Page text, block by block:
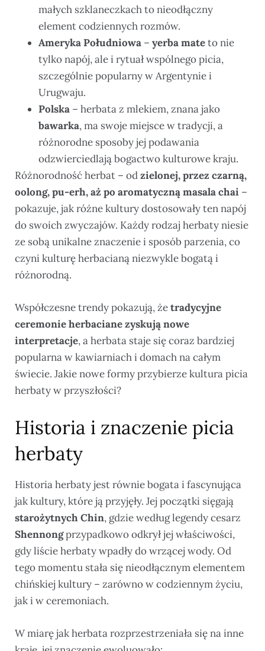
małych szklaneczkach to nieodłączny
element codziennych rozmów.
Ameryka Południowa – yerba mateto nie
tylko napój, ale i rytuał wspólnego picia,
szczególnie popularny w Argentynie i
Urugwaju.
Polska – herbata z mlekiem, znana jako
bawarka, ma swoje miejsce w tradycji, a
różnorodne sposoby jej podawania
odzwierciedlają bogactwo kulturowe kraju.
Różnorodność herbat – odzielonej, przez czarną,
oolong, pu-erh, aż po aromatyczną masala chai –
pokazuje, jak różne kultury dostosowały ten napój
do swoich zwyczajów. Każdy rodzaj herbaty niesie
ze sobą unikalne znaczenie i sposób parzenia, co
czyni kulturę herbacianą niezwykle bogatą i
różnorodną.
Współczesne trendy pokazują, żetradycyjne
ceremonie herbaciane zyskują nowe
interpretacje, a herbata staje się coraz bardziej
popularna w kawiarniach i domach na całym
świecie. Jakie nowe formy przybierze kultura picia
herbaty w przyszłości?
Historia i znaczenie picia
herbaty
Historia herbaty jest równie bogata i fascynująca
jak kultury, które ją przyjęły. Jej początki sięgają
starożytnych Chin, gdzie według legendy cesarz
Shennongprzypadkowo odkrył jej właściwości,
gdy liście herbaty wpadły do wrzącej wody. Od
tego momentu stała się nieodłącznym elementem
chińskiej kultury – zarówno w codziennym życiu,
jak i w ceremoniach.
W miarę jak herbata rozprzestrzeniała się na inne